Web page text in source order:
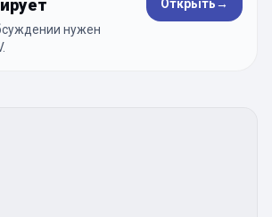
нужен
Открыть→